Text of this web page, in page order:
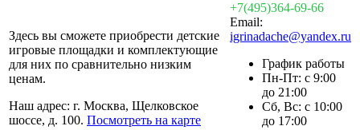
Здесь вы сможете приобрести детские
игровые площадки и комплектующие
для них по сравнительно низким
ценам.
Наш адрес: г. Москва, Щелковское
шоссе, д. 100. Посмотреть на карте
+7(495)364-69-66
Email:
igrinadache@yandex.ru
График работы
Пн-Пт: с 9:00
до 21:00
Сб, Вс: с 10:00
до 17:00